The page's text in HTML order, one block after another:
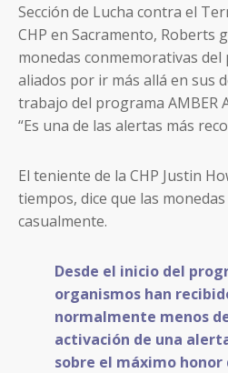
Sección de Lucha contra el
CHP en Sacramento, Roberts
monedas conmemorativas
aliados por ir más allá en sus
trabajo del programa AMBER
“Es una de las alertas más
El teniente de la CHP Justin
tiempos, dice que las
casualmente.
Desde el inicio del
organismos han
normalmente menos
activación de una
sobre el máximo honor